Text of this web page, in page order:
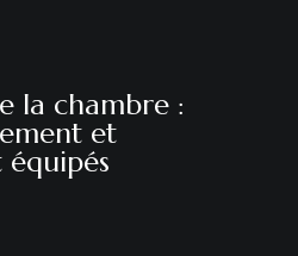
la chambre :
et
équipés